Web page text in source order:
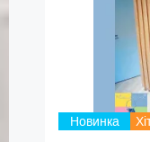
Новинка